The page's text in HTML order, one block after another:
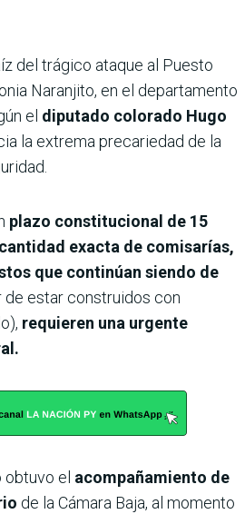
del trágico ataque al Puesto
Naranjito, en el departamento
el diputado colorado Hugo
la extrema precariedad de la
plazo constitucional de 15
exacta de comisarías,
que continúan siendo de
de estar construidos con
requieren una urgente
el acompañamiento de
de la Cámara Baja, al momento